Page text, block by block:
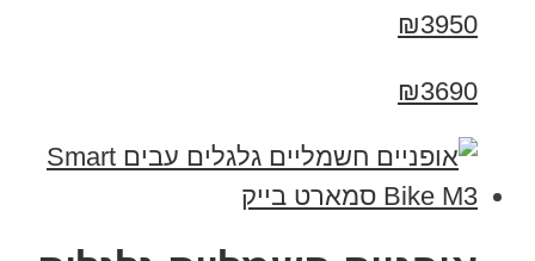
₪3950
₪3690